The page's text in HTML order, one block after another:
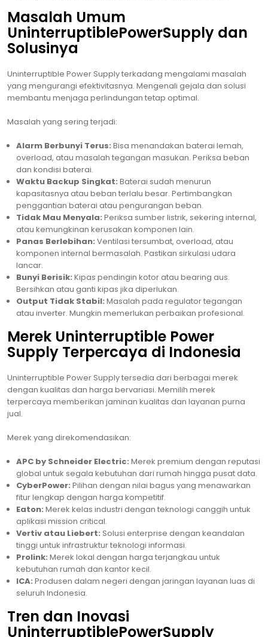
Masalah Umum
UninterruptiblePowerSupply dan
Solusinya
Uninterruptible Power Supply terkadang mengalami masalah
yang mengurangi efektivitasnya. Mengenali gejala dan solusi
membantu menjaga perlindungan tetap optimal.
Masalah yang sering terjadi:
Alarm Berbunyi Terus: Bisa menandakan baterai lemah,
overload, atau masalah tegangan masukan. Periksa beban
dan kondisi baterai.
Waktu Backup Singkat: Baterai sudah menurun
kapasitasnya atau beban terlalu besar. Pertimbangkan
penggantian baterai atau pengurangan beban.
Tidak Mau Menyala: Periksa sumber listrik, sekering internal,
atau kemungkinan kerusakan komponen lain.
Panas Berlebihan: Ventilasi tersumbat, overload, atau
komponen internal bermasalah. Pastikan sirkulasi udara
lancar.
Bunyi Berisik: Kipas pendingin kotor atau bearing aus.
Bersihkan atau ganti kipas jika diperlukan.
Output Tidak Stabil: Masalah pada regulator tegangan
atau inverter. Mungkin memerlukan perbaikan profesional.
Merek Uninterruptible Power
Supply Terpercaya di Indonesia
Uninterruptible Power Supply tersedia dari berbagai merek
dengan kualitas dan harga bervariasi. Memilih merek
terpercaya memberikan jaminan kualitas dan layanan purna
jual.
Merek yang direkomendasikan:
APC by Schneider Electric: Merek premium dengan reputasi
global untuk segala kebutuhan dari rumah hingga pusat data.
CyberPower: Pilihan dengan nilai bagus yang menawarkan
fitur lengkap dengan harga kompetitif.
Eaton: Merek kelas industri dengan teknologi canggih untuk
aplikasi mission critical.
Vertiv atau Liebert: Solusi enterprise dengan keandalan
tinggi untuk infrastruktur teknologi informasi.
Prolink: Merek lokal dengan harga terjangkau untuk
kebutuhan rumah dan kantor kecil.
ICA: Produsen dalam negeri dengan jaringan layanan luas di
seluruh Indonesia.
Tren dan Inovasi
UninterruptiblePowerSupply